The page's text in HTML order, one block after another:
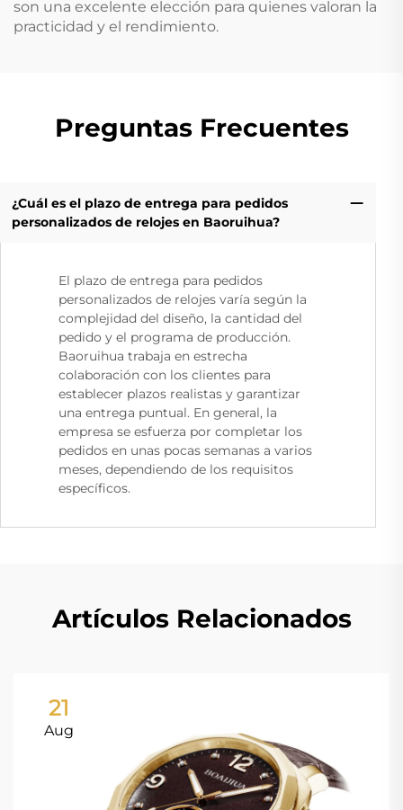
son una excelente elección para quienes valoran la
practicidad y el rendimiento.
Preguntas Frecuentes
¿Cuál es el plazo de entrega para pedidos
personalizados de relojes en Baoruihua?
El plazo de entrega para pedidos
personalizados de relojes varía según la
complejidad del diseño, la cantidad del
pedido y el programa de producción.
Baoruihua trabaja en estrecha
colaboración con los clientes para
establecer plazos realistas y garantizar
una entrega puntual. En general, la
empresa se esfuerza por completar los
pedidos en unas pocas semanas a varios
meses, dependiendo de los requisitos
específicos.
Artículos Relacionados
21
Aug